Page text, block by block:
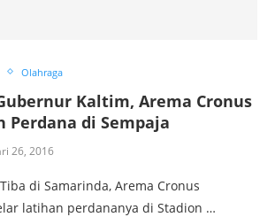
Olahraga
Kaltim, Arema Cronus
Perdana di Sempaja
26, 2016
di Samarinda, Arema Cronus
latihan perdananya di Stadion …